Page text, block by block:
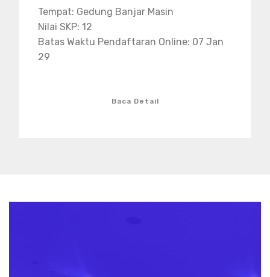
Tempat: Gedung Banjar Masin
Nilai SKP: 12
Batas Waktu Pendaftaran Online: 07 Jan
29
Baca Detail